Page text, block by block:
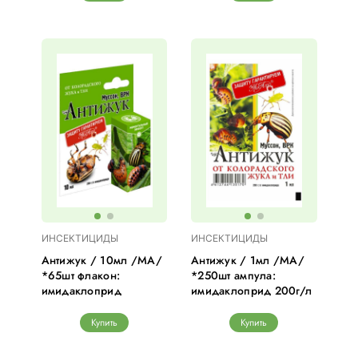
ИНСЕКТИЦИДЫ
Антижук / 10мл /МА/
*65шт флакон:
имидаклоприд
Купить
ИНСЕКТИЦИДЫ
Антижук / 1мл /МА/
*250шт ампула:
имидаклоприд 200г/л
Купить